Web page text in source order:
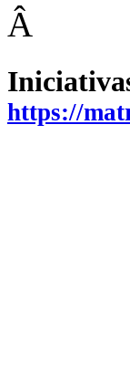
Â
https://